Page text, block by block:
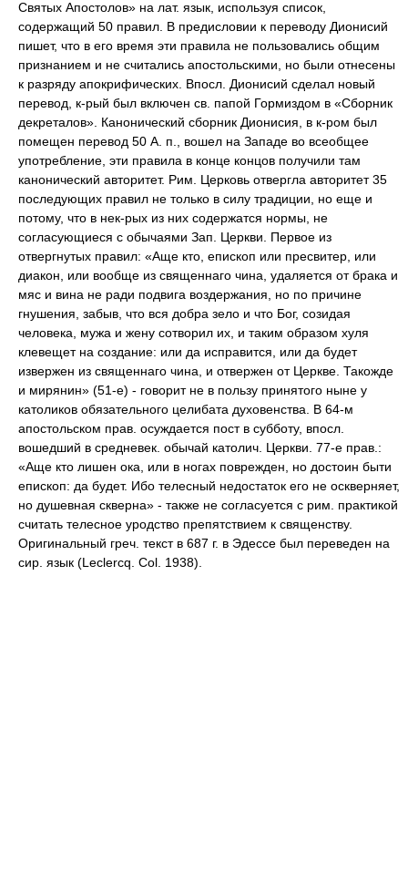
Святых Апостолов» на лат. язык, используя список,
содержащий 50 правил. В предисловии к переводу Дионисий
пишет, что в его время эти правила не пользовались общим
признанием и не считались апостольскими, но были отнесены
к разряду апокрифических. Впосл. Дионисий сделал новый
перевод, к-рый был включен св. папой Гормиздом в «Сборник
декреталов». Канонический сборник Дионисия, в к-ром был
помещен перевод 50 А. п., вошел на Западе во всеобщее
употребление, эти правила в конце концов получили там
канонический авторитет. Рим. Церковь отвергла авторитет 35
последующих правил не только в силу традиции, но еще и
потому, что в нек-рых из них содержатся нормы, не
согласующиеся с обычаями Зап. Церкви. Первое из
отвергнутых правил: «Аще кто, епископ или пресвитер, или
диакон, или вообще из священнаго чина, удаляется от брака и
мяс и вина не ради подвига воздержания, но по причине
гнушения, забыв, что вся добра зело и что Бог, созидая
человека, мужа и жену сотворил их, и таким образом хуля
клевещет на создание: или да исправится, или да будет
извержен из священнаго чина, и отвержен от Церкве. Такожде
и мирянин» (51-е) - говорит не в пользу принятого ныне у
католиков обязательного целибата духовенства. В 64-м
апостольском прав. осуждается пост в субботу, впосл.
вошедший в средневек. обычай католич. Церкви. 77-е прав.:
«Аще кто лишен ока, или в ногах поврежден, но достоин быти
епископ: да будет. Ибо телесный недостаток его не оскверняет,
но душевная скверна» - также не согласуется с рим. практикой
считать телесное уродство препятствием к священству.
Оригинальный греч. текст в 687 г. в Эдессе был переведен на
сир. язык (Leclercq. Col. 1938).